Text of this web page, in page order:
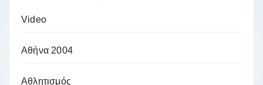
Video
Αθήνα 2004
Αθλητισμός